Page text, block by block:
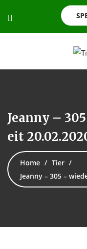
Jeanny –
eit
Home
Tier
Jeanny – 305 –